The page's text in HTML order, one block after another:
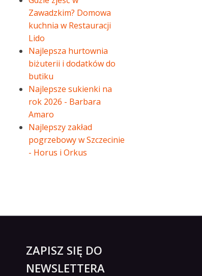
Zawadzkim? Domowa
kuchnia w Restauracji
Lido
Najlepsza hurtownia
biżuterii i dodatków do
butiku
Najlepsze sukienki na
rok 2026 - Barbara
Amaro
Najlepszy zakład
pogrzebowy w Szczecinie
- Horus i Orkus
ZAPISZ SIĘ DO
NEWSLETTERA